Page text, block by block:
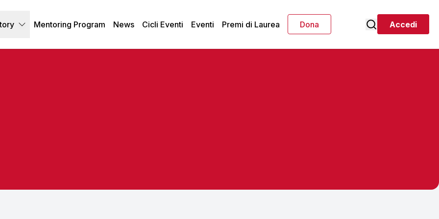
Mentoring Program News Cicli Eventi Eventi Premi di Laurea Dona Accedi